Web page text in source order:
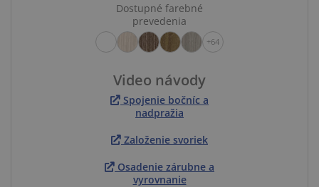
Dostupné farebné
prevedenia
+64
Video návody
Spojenie bočníc a
nadpražia
Založenie svoriek
Osadenie zárubne a
vyrovnanie